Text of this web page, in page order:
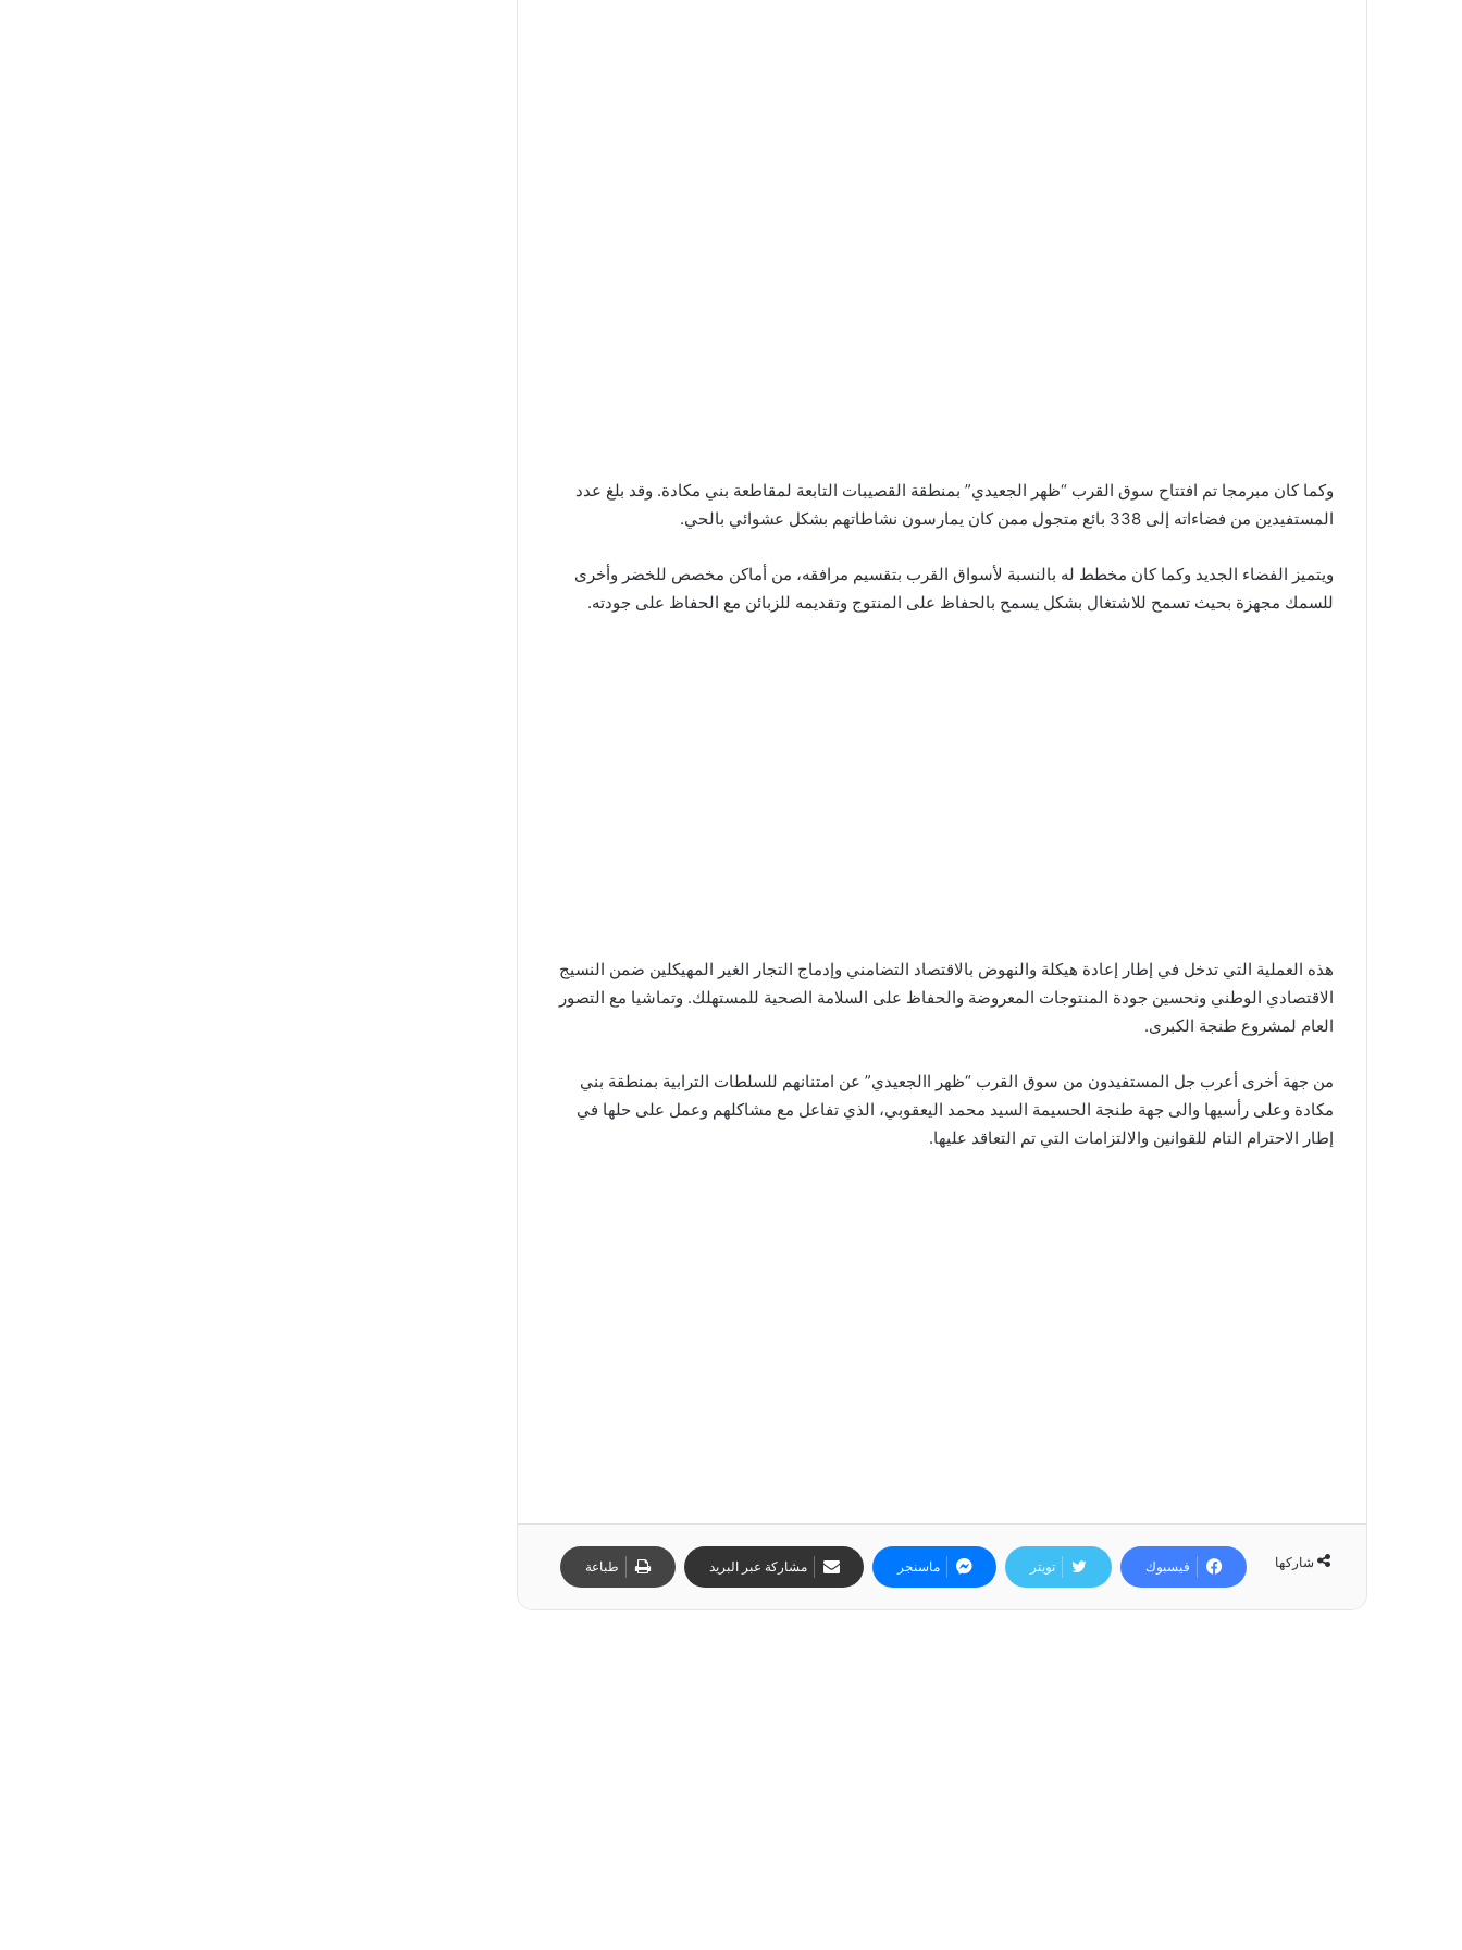
وكما كان مبرمجا تم افتتاح سوق القرب “ظهر الجعيدي” بمنطقة القصيبات التابعة لمقاطعة بني مكادة. وقد بلغ عدد
المستفيدين من فضاءاته إلى 338 بائع متجول ممن كان يمارسون نشاطاتهم بشكل عشوائي بالحي.
ويتميز الفضاء الجديد وكما كان مخطط له بالنسبة لأسواق القرب بتقسيم مرافقه، من أماكن مخصص للخضر وأخرى
للسمك مجهزة بحيث تسمح للاشتغال بشكل يسمح بالحفاظ على المنتوج وتقديمه للزبائن مع الحفاظ على جودته.
هذه العملية التي تدخل في إطار إعادة هيكلة والنهوض بالاقتصاد التضامني وإدماج التجار الغير المهيكلين ضمن النسيج
الاقتصادي الوطني ونحسين جودة المنتوجات المعروضة والحفاظ على السلامة الصحية للمستهلك. وتماشيا مع التصور
العام لمشروع طنجة الكبرى.
من جهة أخرى أعرب جل المستفيدون من سوق القرب “ظهر االجعيدي” عن امتنانهم للسلطات الترابية بمنطقة بني
مكادة وعلى رأسيها والى جهة طنجة الحسيمة السيد محمد اليعقوبي، الذي تفاعل مع مشاكلهم وعمل على حلها في
إطار الاحترام التام للقوانين والالتزامات التي تم التعاقد عليها.
شاركها فيسبوك تويتر ماسنجر مشاركة عبر البريد طباعة